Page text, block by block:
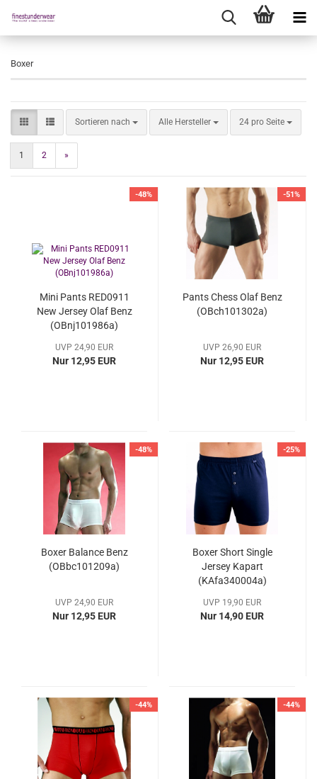
Boxer
Sortieren nach
Sortieren nach Alle Hersteller 24 pro Seite
pro Seite
1 2 »
-48%
Mini Pants RED0911
New Jersey Olaf Benz
(OBnj101986a)
UVP 24,90 EUR
Nur 12,95 EUR
-51%
Pants Chess Olaf Benz
(OBch101302a)
UVP 26,90 EUR
Nur 12,95 EUR
-48%
Boxer Balance Benz
(OBbc101209a)
UVP 24,90 EUR
Nur 12,95 EUR
-25%
Boxer Short Single
Jersey Kapart
(KAfa340004a)
UVP 19,90 EUR
Nur 14,90 EUR
-44% -44%